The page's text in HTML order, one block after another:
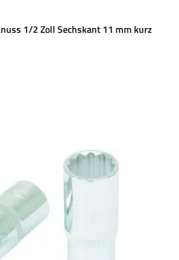
1/2 Zoll Sechskant 11 mm kurz